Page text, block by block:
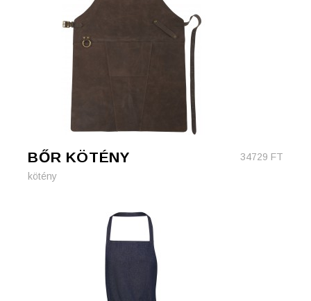
BŐR KÖTÉNY 34729 FT
kötény